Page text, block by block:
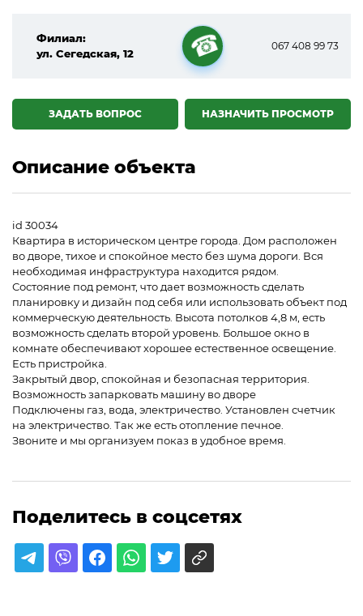
Филиал:
ул. Сегедская, 12
☎
067 408 99 73
НАЗНАЧИТЬ ПРОСМОТР
ЗАДАТЬ ВОПРОС
Описание объекта
id 30034
Квартира в историческом центре города. Дом расположен
во дворе, тихое и спокойное место без шума дороги. Вся
необходимая инфраструктура находится рядом.
Состояние под ремонт, что дает возможность сделать
планировку и дизайн под себя или использовать объект под
коммерческую деятельность. Высота потолков 4,8 м, есть
возможность сделать второй уровень. Большое окно в
комнате обеспечивают хорошее естественное освещение.
Есть пристройка.
Закрытый двор, спокойная и безопасная территория.
Возможность запарковать машину во дворе
Подключены газ, вода, электричество. Установлен счетчик
на электричество. Так же есть отопление печное.
Звоните и мы организуем показ в удобное время.
Поделитесь в соцсетях